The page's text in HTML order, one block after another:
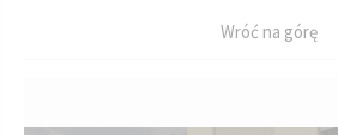
Wróć na górę